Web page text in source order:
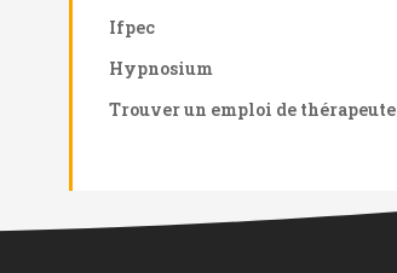
Ifpec
Hypnosium
Trouver un emploi de thérapeute